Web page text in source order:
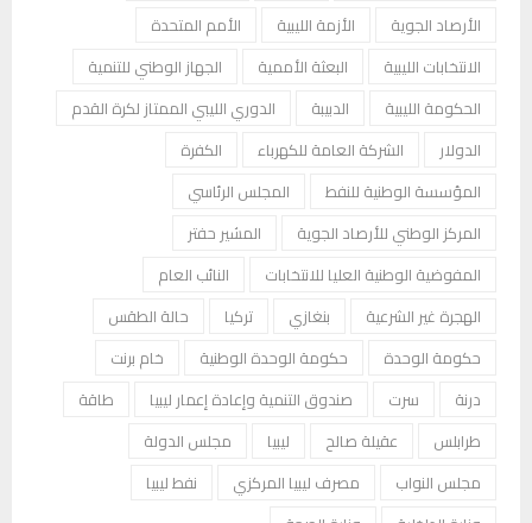
الأرصاد الجوية
الأزمة الليبية
الأمم المتحدة
الانتخابات الليبية
البعثة الأممية
الجهاز الوطني للتنمية
الحكومة الليبية
الدبيبة
الدوري الليبي الممتاز لكرة القدم
الدولار
الشركة العامة للكهرباء
الكفرة
المؤسسة الوطنية للنفط
المجلس الرئاسي
المركز الوطني للأرصاد الجوية
المشير حفتر
المفوضية الوطنية العليا للانتخابات
النائب العام
الهجرة غير الشرعية
بنغازي تركيا
حالة الطقس
حكومة الوحدة
حكومة الوحدة الوطنية
خام برنت
درنة
سرت صندوق التنمية وإعادة إعمار ليبيا
طاقة
طرابلس
عقيلة صالح ليبيا
مجلس الدولة
مجلس النواب
مصرف ليبيا المركزي
نفط ليبيا